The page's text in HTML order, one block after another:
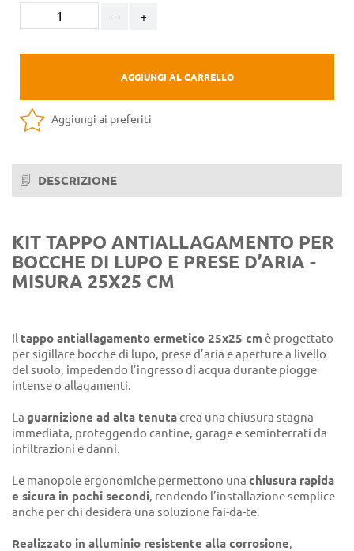
- +
AGGIUNGI AL CARRELLO
Aggiungi ai preferiti
DESCRIZIONE
KIT TAPPO ANTIALLAGAMENTO PER
BOCCHE DI LUPO E PRESE D’ARIA -
MISURA 25X25 CM
Il tappo antiallagamento ermetico 25x25 cm è progettato
per sigillare bocche di lupo, prese d’aria e aperture a livello
del suolo, impedendo l’ingresso di acqua durante piogge
intense o allagamenti.
La guarnizione ad alta tenutacrea una chiusura stagna
immediata, proteggendo cantine, garage e seminterrati da
infiltrazioni e danni.
Le manopole ergonomiche permettono una chiusura rapida
e sicura in pochi secondi, rendendo l’installazione semplice
anche per chi desidera una soluzione fai-da-te.
Realizzato in alluminio resistente alla corrosione,